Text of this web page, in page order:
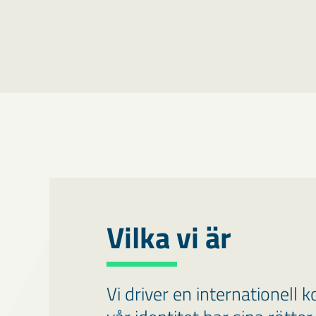
Vilka vi är
Vi driver en internationell